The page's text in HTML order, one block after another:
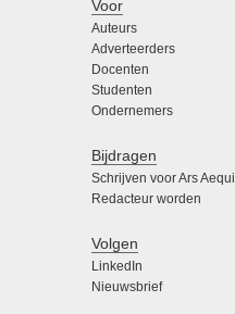
Voor
Auteurs
Adverteerders
Docenten
Studenten
Ondernemers
Bijdragen
Schrijven voor Ars Aequi
Redacteur worden
Volgen
LinkedIn
Nieuwsbrief